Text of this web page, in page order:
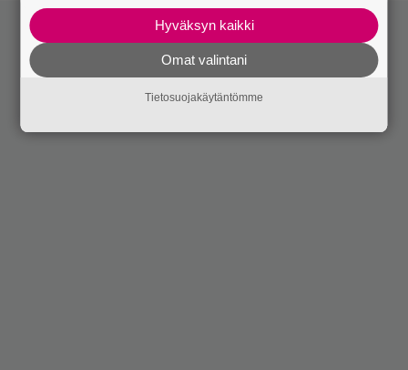
Hyväksyn kaikki
Omat valintani
Tietosuojakäytäntömme